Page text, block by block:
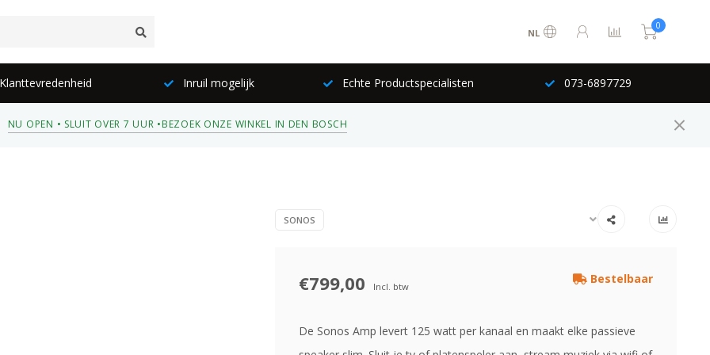
NL
0
Inruil mogelijk Echte Productspecialisten 073-6897729
NU OPEN • SLUIT OVER 7 UUR •BEZOEK ONZE WINKEL IN DEN BOSCH
SONOS
€799,00 Incl. btw
Bestelbaar
De Sonos Amp levert 125 watt per kanaal en maakt elke passieve